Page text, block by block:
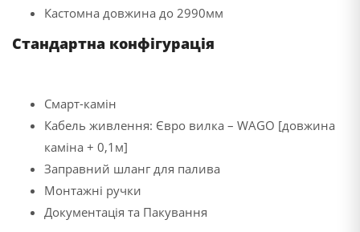
Кастомна довжина до 2990мм
Стандартна конфігурація
Смарт-камін
Кабель живлення: Євро вилка – WAGO [довжина
каміна + 0,1м]
Заправний шланг для палива
Монтажні ручки
Документація та Пакування